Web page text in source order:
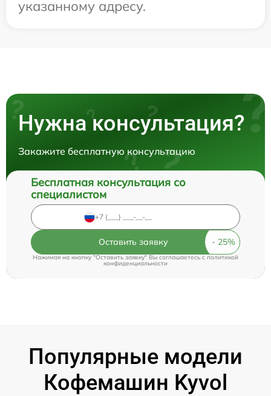
указанному адресу.
Нужна консультация?
Закажите бесплатную консультацию
Бесплатная консультация со
специалистом
Оставить заявку
Нажимая на кнопку "Оставить заявку" Вы соглашаетесь cполитикой
конфиденциальности
Популярные модели
Кофемашин Kyvol